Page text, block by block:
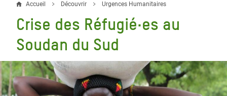
Fil
d'Ariane
Accueil Découvrir Urgences Humanitaires
Crise des Réfugié·es au
Soudan du Sud